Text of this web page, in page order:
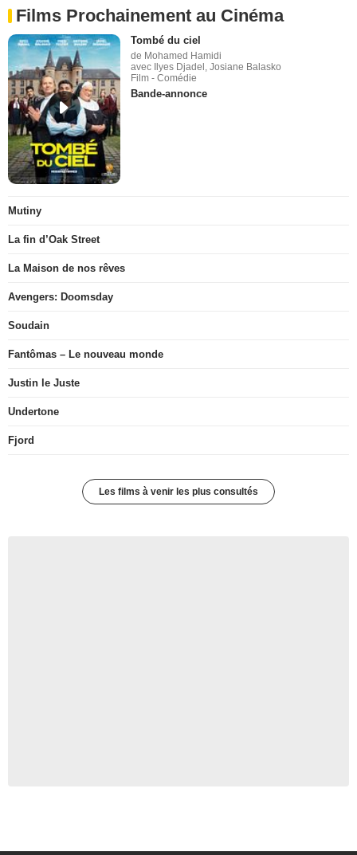
Films Prochainement au Cinéma
Tombé du ciel
de Mohamed Hamidi
avec Ilyes Djadel, Josiane Balasko
Film - Comédie
Bande-annonce
Mutiny
La fin d’Oak Street
La Maison de nos rêves
Avengers: Doomsday
Soudain
Fantômas – Le nouveau monde
Justin le Juste
Undertone
Fjord
Les films à venir les plus consultés